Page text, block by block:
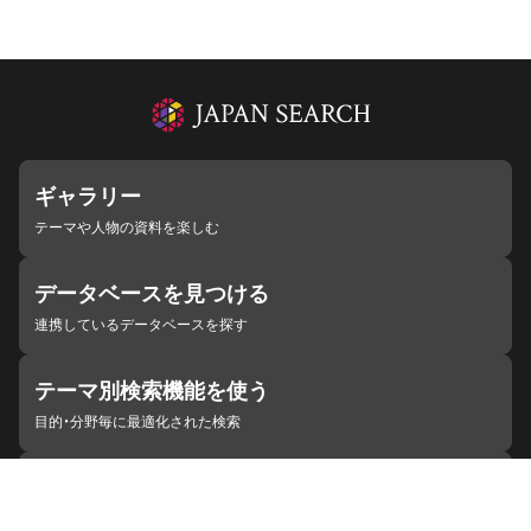
ギャラリー
テーマや人物の資料を楽しむ
データベースを見つける
連携しているデータベースを探す
テーマ別検索機能を使う
目的・分野毎に最適化された検索